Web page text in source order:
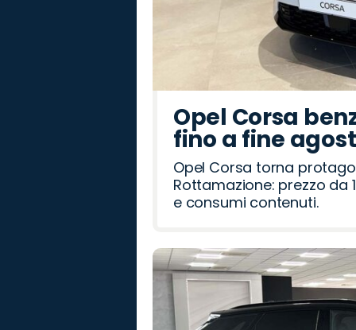
Opel Corsa
fino a fine
Opel Corsa torna
Rottamazione: prezzo da
e consumi contenuti.